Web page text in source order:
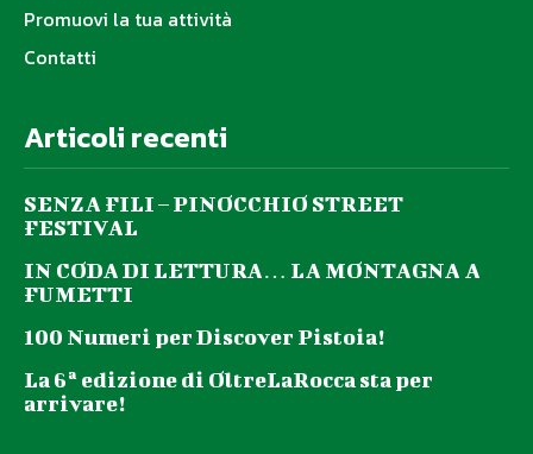
Promuovi la tua attività
Contatti
Articoli recenti
SENZA FILI – PINOCCHIO STREET
FESTIVAL
IN CODA DI LETTURA… LA MONTAGNA A
FUMETTI
100 Numeri per Discover Pistoia!
La 6ª edizione di OltreLaRocca sta per
arrivare!